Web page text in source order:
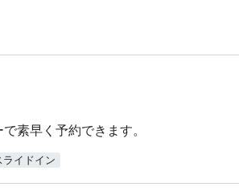
素早く予約できます。
ライドイン